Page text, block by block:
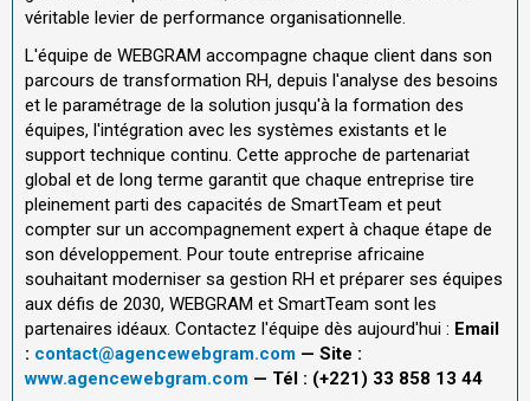
véritable levier de performance organisationnelle.
L'équipe de WEBGRAM accompagne chaque client dans son
parcours de transformation RH, depuis l'analyse des besoins
et le paramétrage de la solution jusqu'à la formation des
équipes, l'intégration avec les systèmes existants et le
support technique continu. Cette approche de partenariat
global et de long terme garantit que chaque entreprise tire
pleinement parti des capacités de SmartTeam et peut
compter sur un accompagnement expert à chaque étape de
son développement. Pour toute entreprise africaine
souhaitant moderniser sa gestion RH et préparer ses équipes
aux défis de 2030, WEBGRAM et SmartTeam sont les
partenaires idéaux. Contactez l'équipe dès aujourd'hui : Email
: contact@agencewebgram.com — Site :
www.agencewebgram.com — Tél : (+221) 33 858 13 44